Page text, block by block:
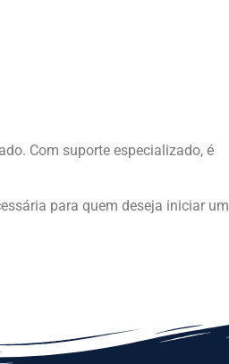
Com suporte especializado, é
para quem deseja iniciar um